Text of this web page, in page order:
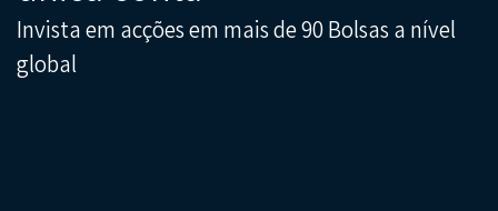
Invista em acções em mais de 90 Bolsas a nível
global